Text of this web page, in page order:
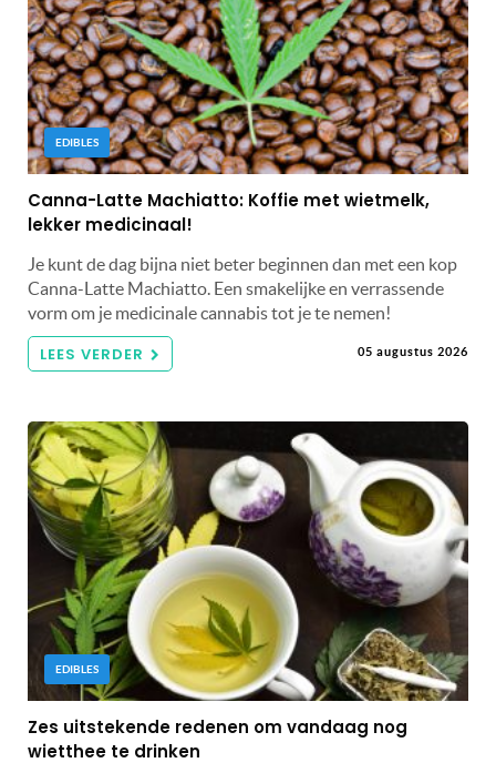
EDIBLES
Canna-Latte Machiatto: Koffie met wietmelk,
lekker medicinaal!
Je kunt de dag bijna niet beter beginnen dan met een kop
Canna-Latte Machiatto. Een smakelijke en verrassende
vorm om je medicinale cannabis tot je te nemen!
LEES VERDER 05 augustus 2026
EDIBLES
Zes uitstekende redenen om vandaag nog
wietthee te drinken